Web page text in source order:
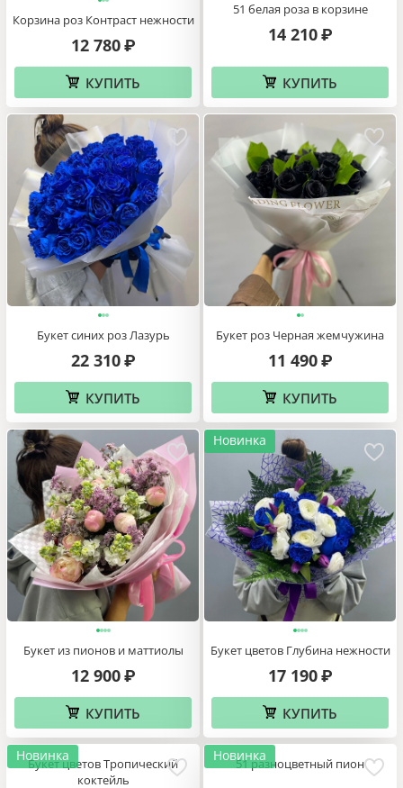
Корзина роз Контраст нежности
12 780 ₽
КУПИТЬ
51 белая роза в корзине
14 210 ₽
КУПИТЬ
Букет синих роз Лазурь
22 310 ₽
КУПИТЬ
Букет роз Черная жемчужина
11 490 ₽
КУПИТЬ
Букет из пионов и маттиолы
12 900 ₽
КУПИТЬ
Новинка
Букет цветов Глубина нежности
17 190 ₽
КУПИТЬ
Новинка Новинка